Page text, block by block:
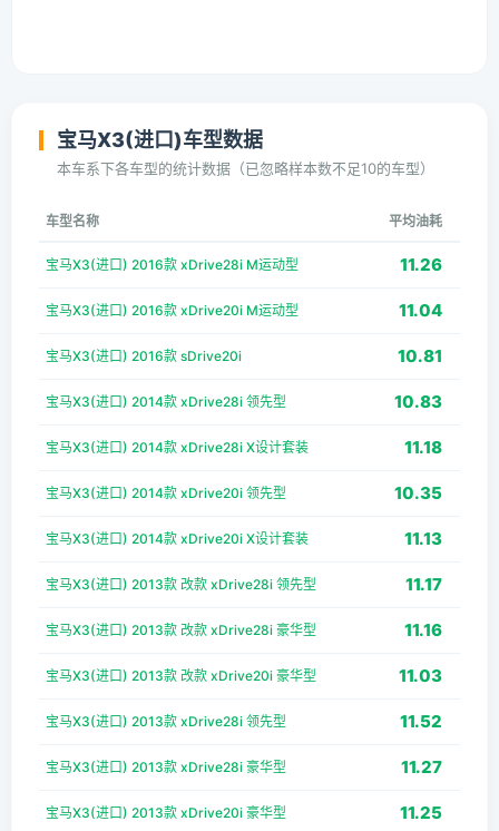
宝马X3(进口)车型数据
本车系下各车型的统计数据（已忽略样本数不足10的车型）
车型名称 平均油耗
宝马X3(进口) 2016款 xDrive28i M运动型 11.26
宝马X3(进口) 2016款 xDrive20i M运动型 11.04
宝马X3(进口) 2016款 sDrive20i 10.81
宝马X3(进口) 2014款 xDrive28i 领先型 10.83
宝马X3(进口) 2014款 xDrive28i X设计套装 11.18
宝马X3(进口) 2014款 xDrive20i 领先型 10.35
宝马X3(进口) 2014款 xDrive20i X设计套装 11.13
宝马X3(进口) 2013款 改款 xDrive28i 领先型 11.17
宝马X3(进口) 2013款 改款 xDrive28i 豪华型 11.16
宝马X3(进口) 2013款 改款 xDrive20i 豪华型 11.03
宝马X3(进口) 2013款 xDrive28i 领先型 11.52
宝马X3(进口) 2013款 xDrive28i 豪华型 11.27
宝马X3(进口) 2013款 xDrive20i 豪华型 11.25